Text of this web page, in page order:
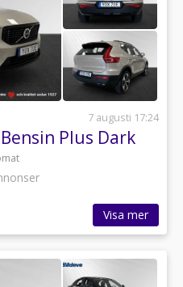
7 augusti 17:24
Bensin Plus Dark
Visa mer